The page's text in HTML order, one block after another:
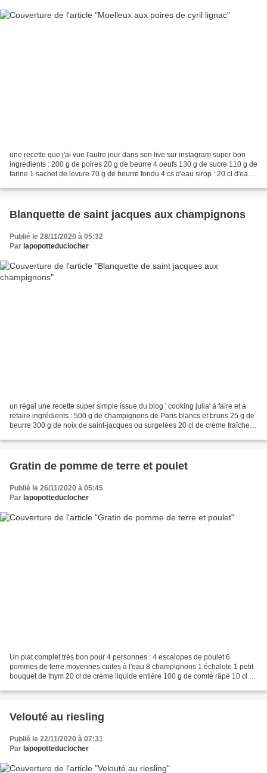
une recette que j'ai vue l'autre jour dans son live sur instagram super bon
ingrédients : 200 g de poires 20 g de beurre 4 oeufs 130 g de sucre 110 g de
farine 1 sachet de levure 70 g de beurre fondu 4 cs d'eau sirop : 20 cl d'eau
Blanquette de saint jacques aux champignons
Publié le 28/11/2020 à 05:32
Par lapopotteduclocher
un régal une recette super simple issue du blog ' cooking julia' à faire et à
refaire ingrédients : 500 g de champignons de Paris blancs et bruns 25 g de
beurre 300 g de noix de saint-jacques ou surgelées 20 cl de crème fraîche
Gratin de pomme de terre et poulet
Publié le 26/11/2020 à 05:45
Par lapopotteduclocher
Un plat complet très bon pour 4 personnes : 4 escalopes de poulet 6
pommes de terre moyennes cuites à l'eau 8 champignons 1 échalote 1 petit
bouquet de thym 20 cl de crème liquide entière 100 g de comté râpé 10 cl de
Velouté au riesling
Publié le 22/11/2020 à 07:31
Par lapopotteduclocher